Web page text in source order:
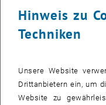
die Ermittlung jener
wesentlicher Inhaltsstoff
gelöst werden. Einerseits
Möglichkeiten für die
Zink, die derzeit in die
Hinweis zu
Techniken
Unsere Website
Drittanbietern ein, um
Website zu